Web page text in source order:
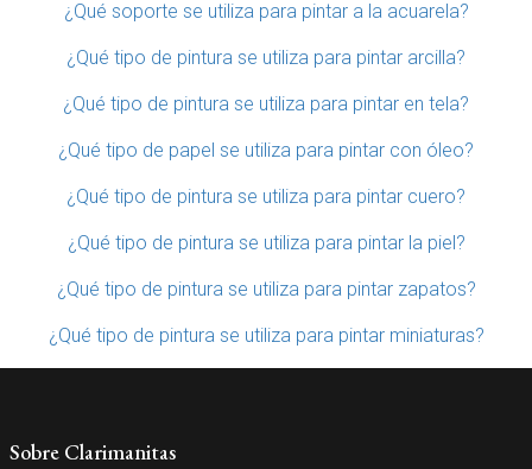
¿Qué soporte se utiliza para pintar a la acuarela?
¿Qué tipo de pintura se utiliza para pintar arcilla?
¿Qué tipo de pintura se utiliza para pintar en tela?
¿Qué tipo de papel se utiliza para pintar con óleo?
¿Qué tipo de pintura se utiliza para pintar cuero?
¿Qué tipo de pintura se utiliza para pintar la piel?
¿Qué tipo de pintura se utiliza para pintar zapatos?
¿Qué tipo de pintura se utiliza para pintar miniaturas?
Sobre Clarimanitas